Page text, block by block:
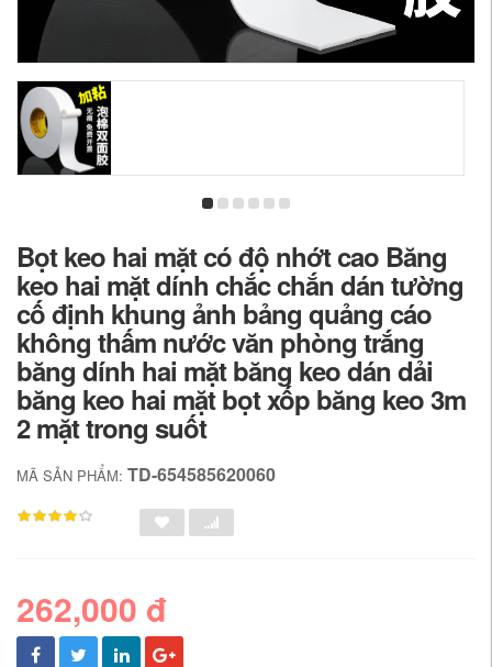
Bọt keo hai mặt có độ nhớt cao Băng
keo hai mặt dính chắc chắn dán tường
cố định khung ảnh bảng quảng cáo
không thấm nước văn phòng trắng
băng dính hai mặt băng keo dán dải
băng keo hai mặt bọt xốp băng keo 3m
2 mặt trong suốt
MÃ SẢN PHẨM: TD-654585620060
262,000 đ